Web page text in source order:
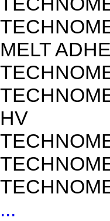
MELT
HV
...